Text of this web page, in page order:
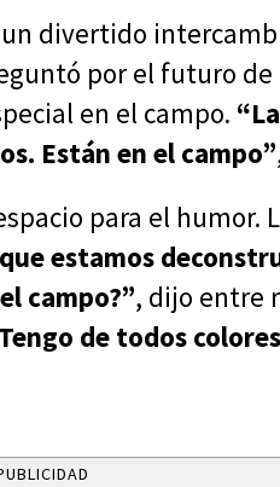
divertido
por el futuro
en el campo.
Están en el campo”
para el humor.
estamos
campo?”, dijo entre
de todos